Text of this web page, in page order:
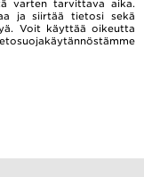
varten tarvittava aika.
ja siirtää tietosi sekä
Voit käyttää oikeutta